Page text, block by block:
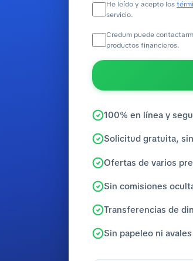
He leído y acepto los
servicio.
Credum puede
productos financieros.
100% en línea y
Solicitud gratuita,
Ofertas de varios
Sin comisiones
Transferencias de
Sin papeleo ni avales